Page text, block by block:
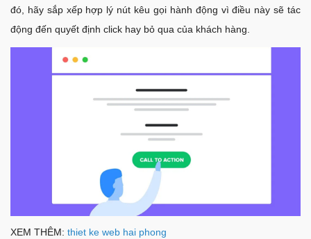
đó, hãy sắp xếp hợp lý nút kêu gọi hành động vì điều này sẽ tác
động đến quyết định click hay bỏ qua của khách hàng.
XEM THÊM: thiet ke web hai phong